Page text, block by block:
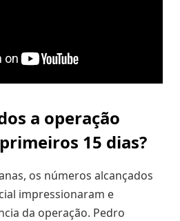
a operação
15 dias?
os números alcançados
impressionaram e
da operação. Pedro